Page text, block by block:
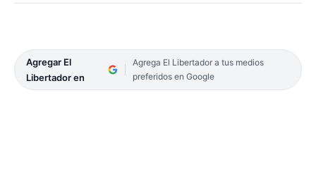
Agregar El
Libertador en
Agrega El Libertador a tus medios
preferidos en Google